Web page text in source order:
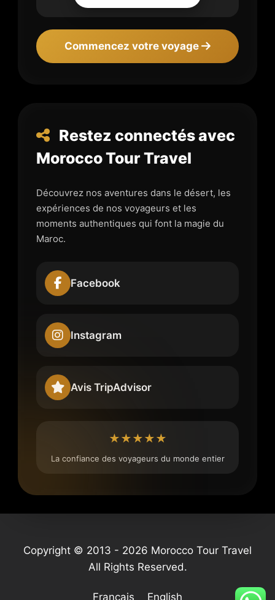
Commencez votre voyage
Restez connectés avec
Morocco Tour Travel
Découvrez nos aventures dans le désert, les
expériences de nos voyageurs et les
moments authentiques qui font la magie du
Maroc.
Facebook
Instagram
Avis TripAdvisor
★★★★★
La confiance des voyageurs du monde entier
Copyright © 2013 - 2026 Morocco Tour Travel
All Rights Reserved.
Français English